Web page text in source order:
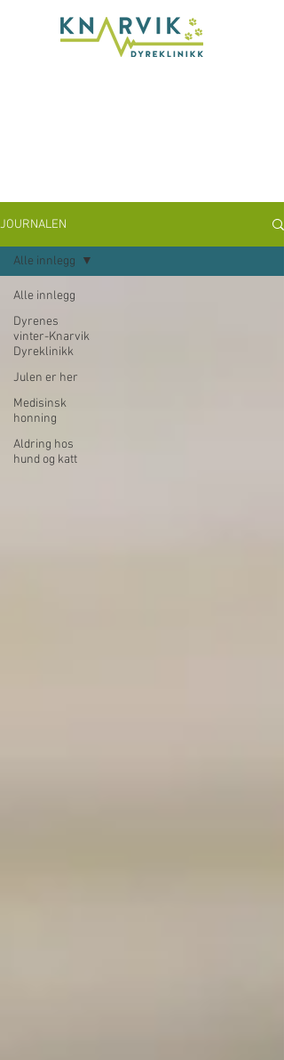
JOURNALEN
Alle innlegg
Dyrenes
vinter-Knarvik
Dyreklinikk
Julen er her
Medisinsk
honning
Aldring hos
hund og katt
Alle innlegg